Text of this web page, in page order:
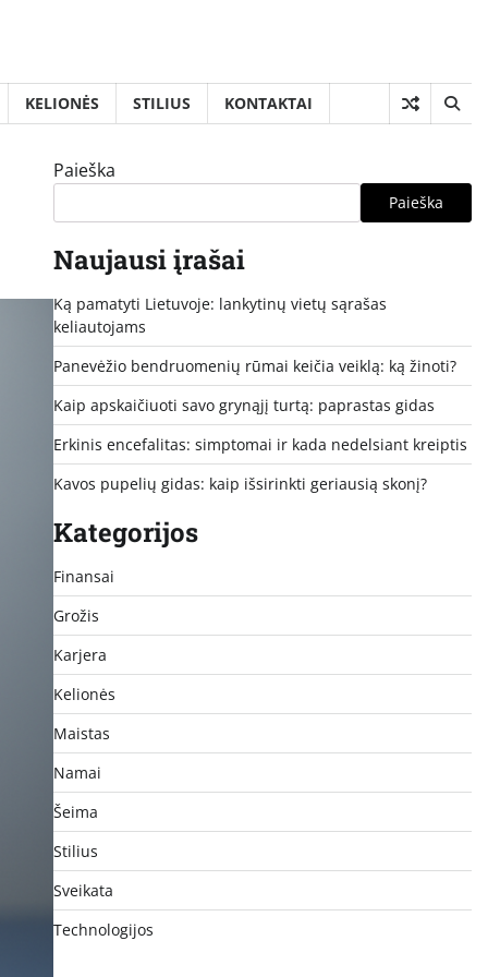
KELIONĖS STILIUS KONTAKTAI
Paieška
Paieška
Naujausi įrašai
Ką pamatyti Lietuvoje: lankytinų vietų sąrašas
keliautojams
Panevėžio bendruomenių rūmai keičia veiklą: ką žinoti?
Kaip apskaičiuoti savo grynąjį turtą: paprastas gidas
Erkinis encefalitas: simptomai ir kada nedelsiant kreiptis
Kavos pupelių gidas: kaip išsirinkti geriausią skonį?
Kategorijos
Finansai
Grožis
Karjera
Kelionės
Maistas
Namai
Šeima
Stilius
Sveikata
Technologijos